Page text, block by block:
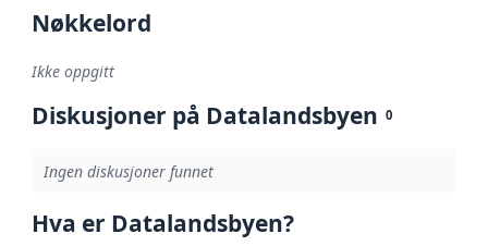
Nøkkelord
Ikke oppgitt
Diskusjoner på Datalandsbyen 0
Ingen diskusjoner funnet
Hva er Datalandsbyen?